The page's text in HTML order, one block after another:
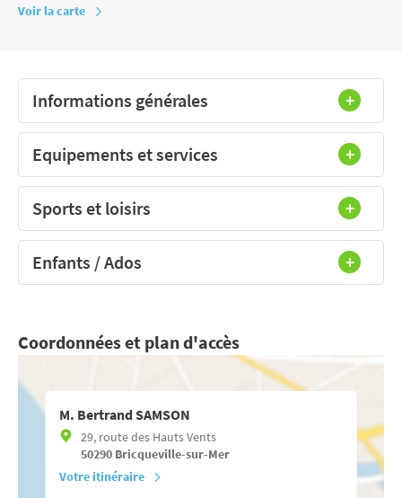
Voir la carte
Informations générales
Equipements et services
Sports et loisirs
Enfants / Ados
Coordonnées et plan d'accès
M. Bertrand SAMSON
29, route des Hauts Vents
50290 Bricqueville-sur-Mer
Votre itinéraire